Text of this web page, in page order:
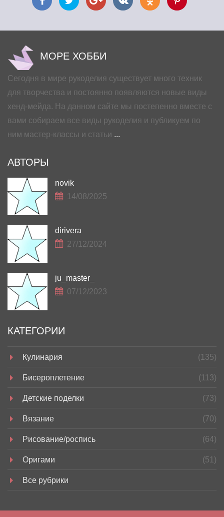
МОРЕ ХОББИ
Сегодня в мире рукоделия существует много техник
для творчества и постоянно появляются новые виды
хенд-мейда. На данном сайте мы постепенно вместе с
вами собираем все виды рукоделия и публикуем по
ним мастер-классы и статьи ...
АВТОРЫ
novik
14/08/2025
dirivera
27/12/2024
ju_master_
07/12/2023
КАТЕГОРИИ
Кулинария (135)
Бисероплетение (113)
Детские поделки (73)
Вязание (70)
Рисование/роспись (64)
Оригами (51)
Все рубрики